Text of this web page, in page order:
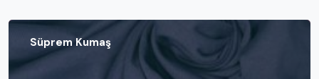
Süprem Kumaş